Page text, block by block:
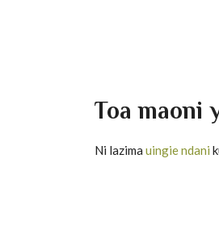
Toa maoni
Ni lazima uingie ndani